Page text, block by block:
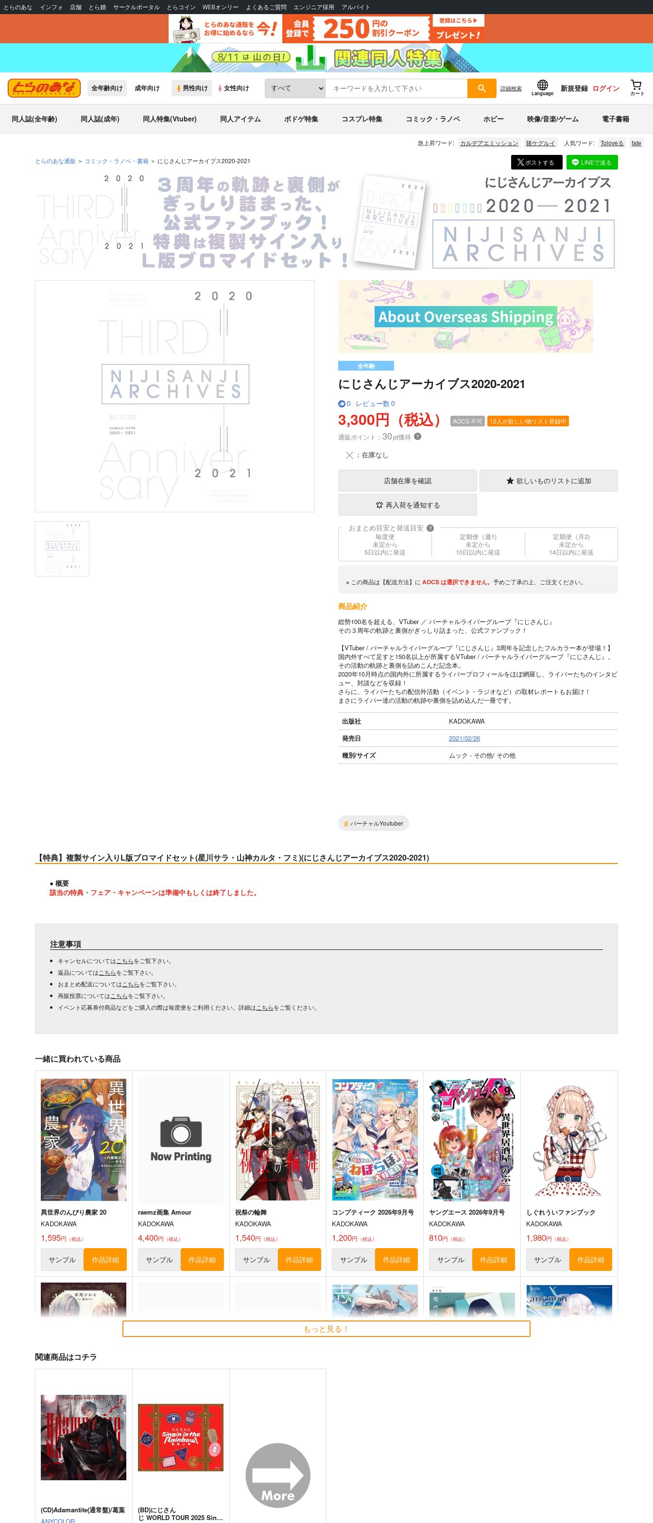
とらのあな インフォ 店舗 とら婚 サークルポータル とらコイン WEBオンリー よくあるご質問 エンジニア採用 アルバイト
全年齢向け 成年向け 男性向け 女性向け 詳細検索
Language
新規登録 ログイン
カート
同人誌(全年齢) 同人誌(成年) 同人特集(Vtuber) 同人アイテム ボドゲ特集 コスプレ特集 コミック・ラノベ ホビー 映像/音楽/ゲーム 電子書籍
急上昇ワード: カルデアエミッション 賭ケグルイ 人気ワード: Toloveる fate
とらのあな通販 コミック・ラノベ・書籍 にじさんじアーカイブス2020-2021 ポストする LINEで送る
全年齢
にじさんじアーカイブス2020-2021
0 レビュー数 0
3,300円（税込） AOCS不可 12人が欲しい物リスト登録中
通販ポイント： 30pt獲得 ？
╳ ：在庫なし
店舗在庫を確認 欲しいものリストに追加
再入荷を通知する
おまとめ目安と発送目安 ?
毎度便
未定から
5日以内に発送
定期便（週1)
未定から
10日以内に発送
定期便（月2)
未定から
14日以内に発送
※ この商品は【配送方法】に AOCSは選択できません。 予めご了承の上、ご注文ください。
商品紹介
総勢100名を超える、VTuber ／ バーチャルライバーグループ『にじさんじ』
その３周年の軌跡と裏側がぎっしり詰まった、公式ファンブック！
【VTuber / バーチャルライバーグループ『にじさんじ』3周年を記念したフルカラー本が登場！】
国内外すべて足すと150名以上が所属するVTuber / バーチャルライバーグループ『にじさんじ』。
その活動の軌跡と裏側を詰めこんだ記念本。
2020年10月時点の国内外に所属するライバープロフィールをほぼ網羅し、ライバーたちのインタビ
ュー、対談などを収録！
さらに、ライバーたちの配信外活動（イベント・ラジオなど）の取材レポートもお届け！
まさにライバー達の活動の軌跡や裏側を詰め込んだ一冊です。
出版社
KADOKAWA
発売日
2021/02/26
種別/サイズ
ムック - その他/ その他
# バーチャルYoutuber
【特典】複製サイン入りL版ブロマイドセット(星川サラ・山神カルタ・フミ)(にじさんじアーカイブス2020-2021)
● 概要
該当の特典・フェア・キャンペーンは準備中もしくは終了しました。
注意事項
キャンセルについては こちらをご覧下さい。
返品については こちらをご覧下さい。
おまとめ配送については こちらをご覧下さい。
再販投票については こちらをご覧下さい。
イベント応募券付商品などをご購入の際は毎度便をご利用ください。詳細は こちらをご覧ください。
一緒に買われている商品
異世界のんびり農家 20
KADOKAWA
1,595円 （税込）
サンプル 作品詳細
raemz画集 Amour
KADOKAWA
4,400円 （税込）
サンプル 作品詳細
祝祭の輪舞
KADOKAWA
1,540円 （税込）
サンプル 作品詳細
コンプティーク 2026年9月号
KADOKAWA
1,200円 （税込）
サンプル 作品詳細
ヤングエース 2026年9月号
KADOKAWA
810円 （税込）
サンプル 作品詳細
しぐれういファンブック
KADOKAWA
1,980円 （税込）
サンプル 作品詳細
甘い制服をまとって
KADOKAWA
1,650円 （税込）
サンプル 作品詳細
グロウアップショウ ～ひまわ
りのサーカス団～ 公式コミッ
クアンソロジー
KADOKAWA
1,012 （税込）
サンプル 作品詳細
（税込）
サンプル 作品詳細
もっと見る！
関連商品はコチラ
(CD)Adamantite(通常盤)/葛葉
(BD)にじさん
じ WORLD TOUR 2025 Singi